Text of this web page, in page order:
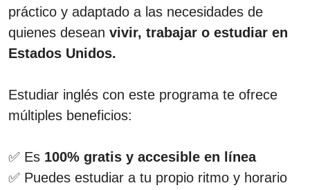
práctico y adaptado a las necesidades de
quienes desean vivir, trabajar o estudiar en
Estados Unidos.
Estudiar inglés con este programa te ofrece
múltiples beneficios:
✅ Es 100% gratis y accesible en línea
✅ Puedes estudiar a tu propio ritmo y horario